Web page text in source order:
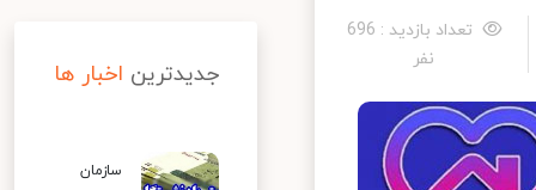
تعداد بازدید : 696
نفر
جدیدترین اخبار ها
سازمان